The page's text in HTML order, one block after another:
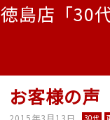
徳島店「30
お客様の
2015年3月13日 30代